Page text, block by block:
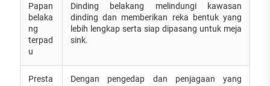
Papan
belaka
ng
terpad
u
Dinding belakang melindungi kawasan
dinding dan memberikan reka bentuk yang
lebih lengkap serta siap dipasang untuk meja
sink.
Presta
Dengan pengedap dan penjagaan yang